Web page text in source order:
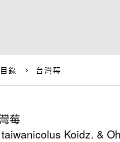
錄 台灣莓
莓
Koidz. &